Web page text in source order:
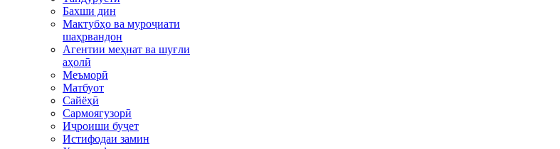
Бахши дин
Мактубҳо ва муроҷиати
шаҳрвандон
Агентии меҳнат ва шуғли
аҳолӣ
Меъморӣ
Матбуот
Сайёҳӣ
Сармоягузорӣ
Иҷроиши буҷет
Истифодаи замин